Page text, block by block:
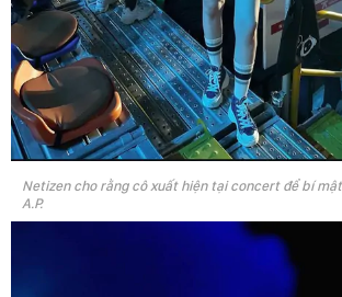
Netizen cho rằng cô xuất hiện tại concert để bí
A.P.